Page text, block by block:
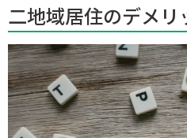
二地域居住のデメリ